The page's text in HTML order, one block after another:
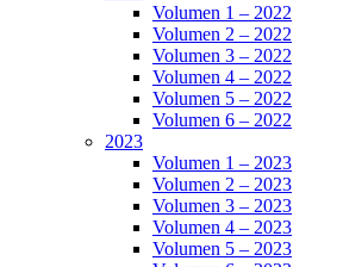
Volumen 1 – 2022
Volumen 2 – 2022
Volumen 3 – 2022
Volumen 4 – 2022
Volumen 5 – 2022
Volumen 6 – 2022
2023
Volumen 1 – 2023
Volumen 2 – 2023
Volumen 3 – 2023
Volumen 4 – 2023
Volumen 5 – 2023